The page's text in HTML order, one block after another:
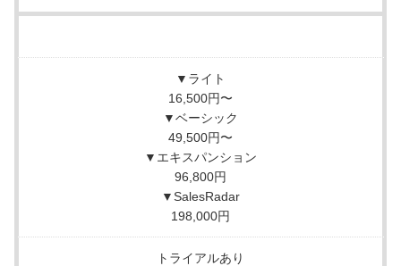
▼ライト
16,500円〜
▼ベーシック
49,500円〜
▼エキスパンション
96,800円
▼SalesRadar
198,000円
トライアルあり